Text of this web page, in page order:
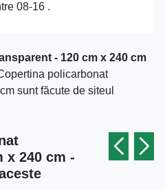
08-16 .
- 120 cm x 240 cm
policarbonat
sunt făcute de siteul
x 240 cm -